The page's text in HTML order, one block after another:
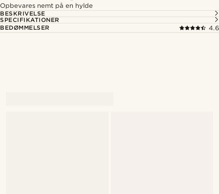
Opbevares nemt på en hylde
BESKRIVELSE
SPECIFIKATIONER
BEDØMMELSER
4.6